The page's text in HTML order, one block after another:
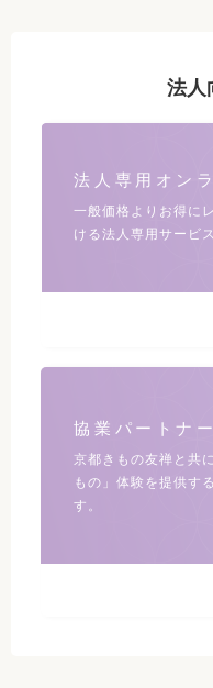
法人
法人専用オン
一般価格よりお得に
ける法人専用サービ
協業パートナ
京都きもの友禅と共
もの」体験を提供す
す。